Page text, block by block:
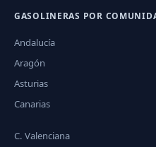
GASOLINERAS POR
Andalucía
Aragón
Asturias
Canarias
C. Valenciana